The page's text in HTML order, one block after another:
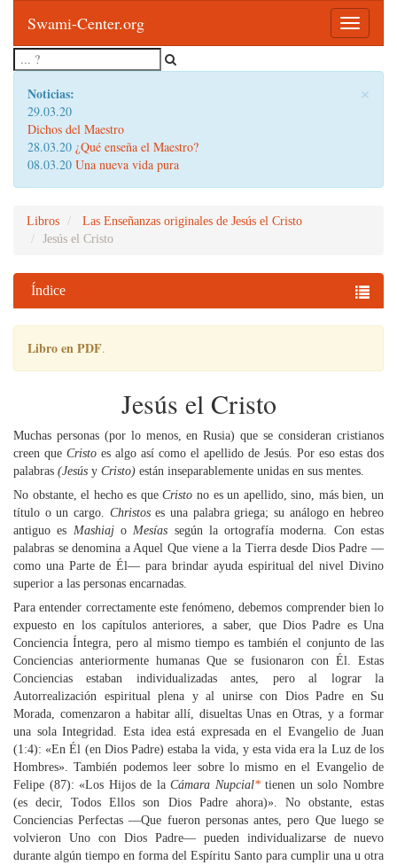
Toggle
Swami-Center.org
×
Noticias:
29.03.20
Dichos del Maestro
28.03.20 ¿Qué enseña el Maestro?
08.03.20 Una nueva vida pura
Libros
Las Enseñanzas originales de Jesús el Cristo
Jesús el Cristo
Índice
Libro en PDF.
Jesús el Cristo
Muchas personas (por lo menos, en Rusia) que se consideran cristianos
creen que Cristo es algo así como el apellido de Jesús. Por eso estas dos
palabras (Jesús y Cristo) están inseparablemente unidas en sus mentes.
No obstante, el hecho es queCristo no es un apellido, sino, más bien, un
título o un cargo. Christoses una palabra griega; su análogo en hebreo
antiguo es MashiajoMesías según la ortografía moderna. Con estas
palabras se denomina a Aquel Que viene a la Tierra desde Dios Padre —
como una Parte de Él— para brindar ayuda espiritual del nivel Divino
superior a las personas encarnadas.
Para entender correctamente este fenómeno, debemos comprender bien lo
expuesto en los capítulos anteriores, a saber, que Dios Padre es Una
Conciencia Íntegra, pero al mismo tiempo es también el conjunto de las
Conciencias anteriormente humanas Que se fusionaron con Él. Estas
Conciencias estaban individualizadas antes, pero al lograr la
Autorrealización espiritual plena y al unirse con Dios Padre en Su
Morada, comenzaron a habitar allí, disueltas Unas en Otras, y a formar
una sola Integridad. Esta idea está expresada en el Evangelio de Juan
(1:4): «En Él (en Dios Padre) estaba la vida, y esta vida era la Luz de los
Hombres». También podemos leer sobre lo mismo en el Evangelio de
Felipe (87): «Los Hijos de laCámara Nupcial*tienen un solo Nombre
(es decir, Todos Ellos son Dios Padre ahora)». No obstante, estas
Conciencias Perfectas —Que fueron personas antes, pero Que luego se
volvieron Uno con Dios Padre— pueden individualizarse de nuevo
durante algún tiempo en forma del Espíritu Santo para cumplir una u otra